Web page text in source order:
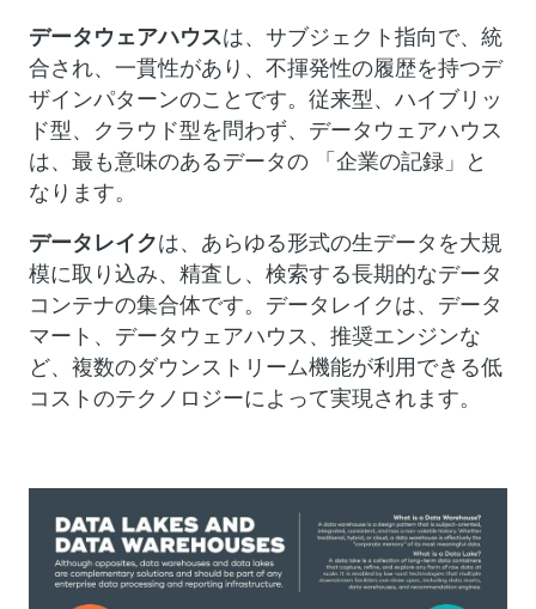
データウェアハウスは、サブジェクト指向で、統
合され、一貫性があり、不揮発性の履歴を持つデ
ザインパターンのことです。従来型、ハイブリッ
ド型、クラウド型を問わず、データウェアハウス
は、最も意味のあるデータの 「企業の記録」と
なります。
データレイクは、あらゆる形式の生データを大規
模に取り込み、精査し、検索する長期的なデータ
コンテナの集合体です。データレイクは、データ
マート、データウェアハウス、推奨エンジンな
ど、複数のダウンストリーム機能が利用できる低
コストのテクノロジーによって実現されます。